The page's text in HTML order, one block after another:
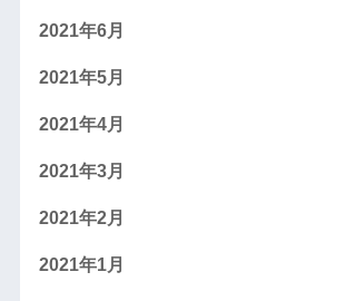
2021年6月
2021年5月
2021年4月
2021年3月
2021年2月
2021年1月